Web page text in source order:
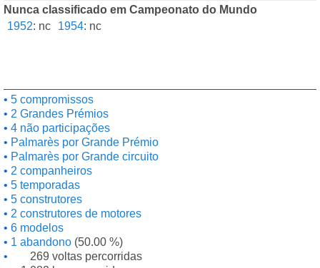
Nunca classificado em Campeonato do Mundo
1952: nc 1954: nc
5 compromissos
2 Grandes Prémios
4 não participações
Palmarès por Grande Prémio
Palmarès por Grande circuito
2 companheiros
5 temporadas
5 construtores
2 construtores de motores
6 modelos
1 abandono (50.00 %)
269 voltas percorridas